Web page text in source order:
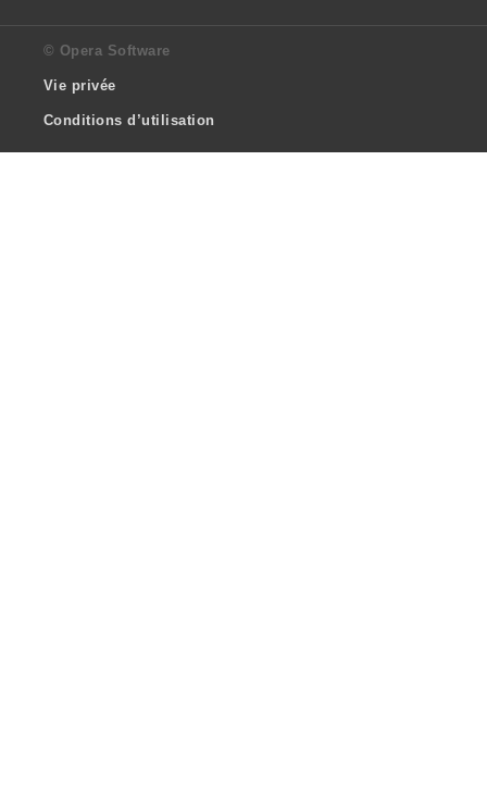
© Opera Software
Vie privée
Conditions d’utilisation